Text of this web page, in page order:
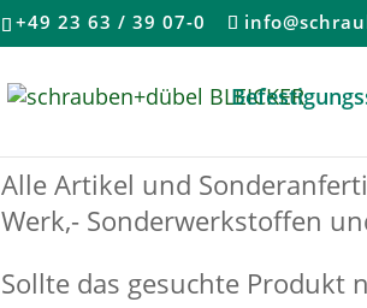
+49 23 63 / 39 07-0
Alle Artikel und
Werk,- Sonderwerkstoffen
Sollte das gesuchte Produkt